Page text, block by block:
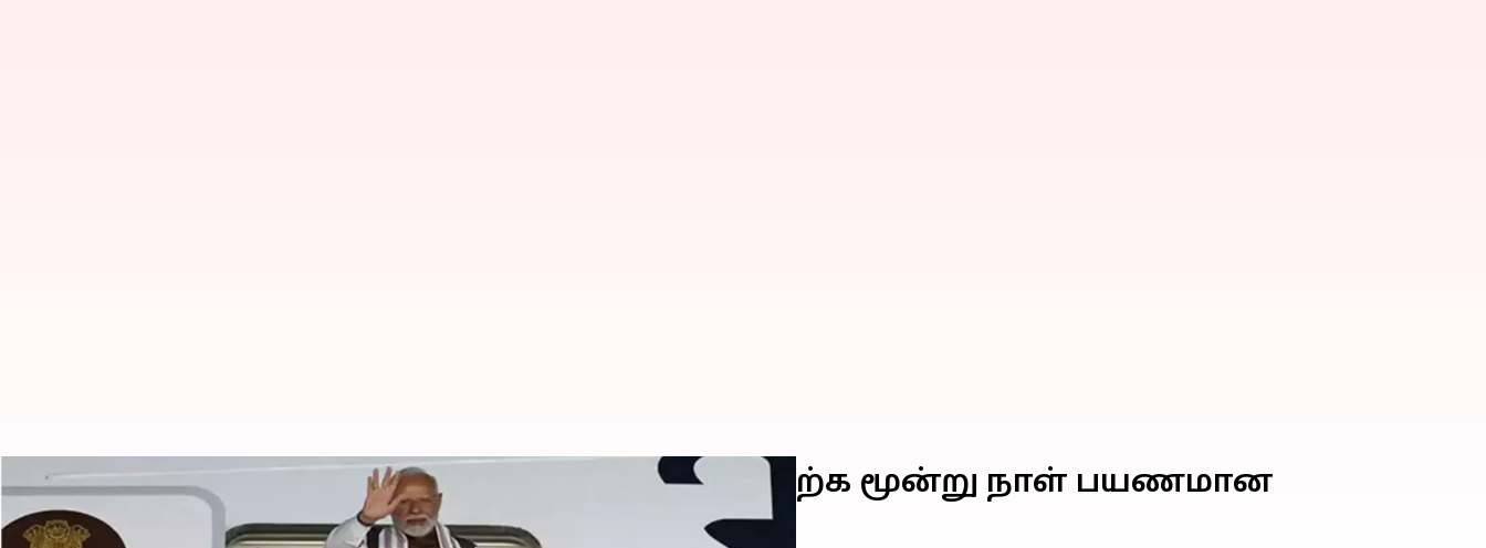
குவாட் மற்றும் ஐநா சபை கூட்டங்களில் பங்கேற்க மூன்று நாள் பயணமான
அமெரிக்கா கிளம்பினார் பிரதமர் மோடி